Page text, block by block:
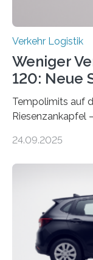
Verkehr Logistik
Weniger
120: Neue
Tempolimits auf
Riesenzankapfel
Nach rund 50
die Zahl der
Studie ist in der
Part A: Policy
veröffentlicht.
24.09.2025